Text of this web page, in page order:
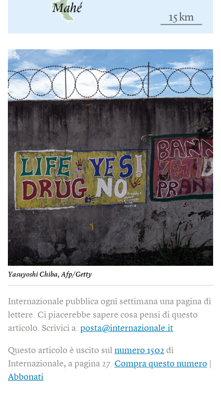
Yasuyoshi Chiba, Afp/Getty
Internazionale pubblica ogni settimana una pagina di
lettere. Ci piacerebbe sapere cosa pensi di questo
articolo. Scrivici a: posta@internazionale.it
Questo articolo è uscito sul numero 1502 di
Internazionale, a pagina 27. Compra questo numero
Abbonati